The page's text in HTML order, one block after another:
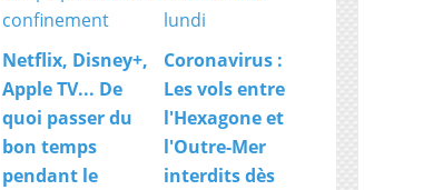
Netflix, Disney+,
Apple TV... De
quoi passer du
bon temps
pendant le
Coronavirus :
Les vols entre
l'Hexagone et
l'Outre-Mer
interdits dès